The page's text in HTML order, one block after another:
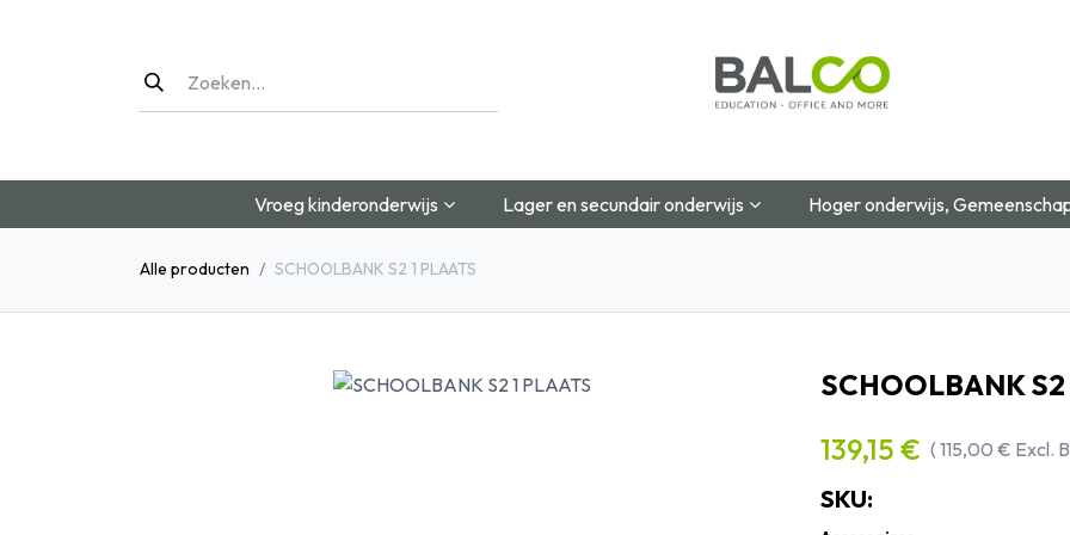
Vroeg kinderonderwijs Lager en secundair onderwijs Hoger onderwijs,
Alle producten SCHOOLBANK S2 1 PLAATS
SCHOOLBANK S2
139,15 € (115,00 € Excl.
SKU: